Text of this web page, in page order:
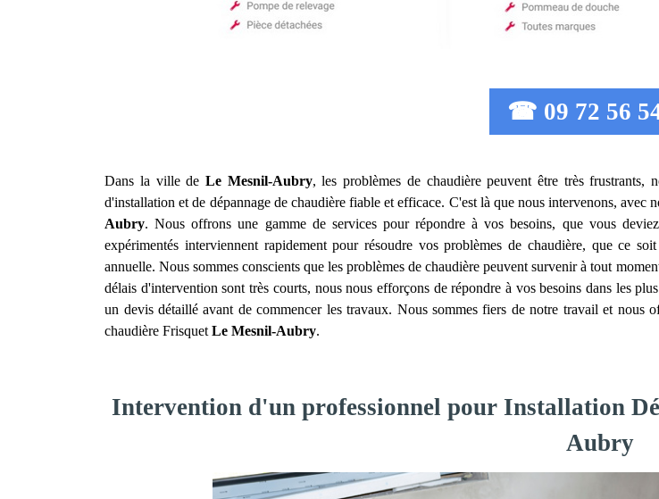
☎ 09 72 56
Dans la ville de Le Mesnil-Aubry, les problèmes de chaudière peuvent être très
d'installation et de dépannage de chaudière fiable et efficace. C'est là que nous intervenons, avec
Aubry. Nous offrons une gamme de services pour répondre à vos besoins, que vous
expérimentés interviennent rapidement pour résoudre vos problèmes de chaudière, que ce
annuelle. Nous sommes conscients que les problèmes de chaudière peuvent survenir à tout
délais d'intervention sont très courts, nous nous efforçons de répondre à vos besoins dans les
un devis détaillé avant de commencer les travaux. Nous sommes fiers de notre travail et nous
chaudière FrisquetLe Mesnil-Aubry.
Intervention d'un professionnel pour Installation
Aubry